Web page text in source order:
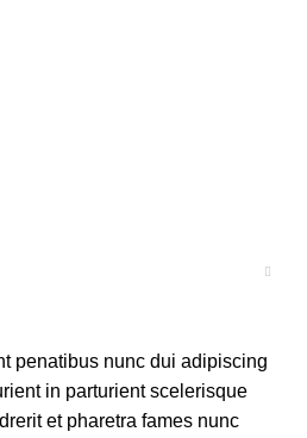
penatibus nunc dui adipiscing
in parturient scelerisque
et pharetra fames nunc